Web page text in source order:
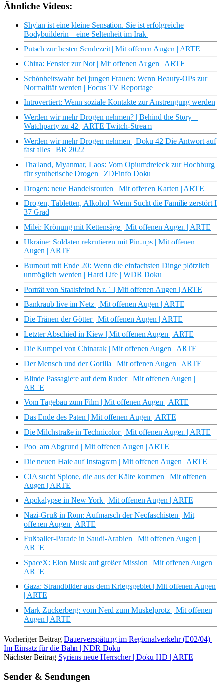
Ähnliche Videos:
Shylan ist eine kleine Sensation. Sie ist erfolgreiche
Bodybuilderin – eine Seltenheit im Irak.
Putsch zur besten Sendezeit | Mit offenen Augen | ARTE
China: Fenster zur Not | Mit offenen Augen | ARTE
Schönheitswahn bei jungen Frauen: Wenn Beauty-OPs zur
Normalität werden | Focus TV Reportage
Introvertiert: Wenn soziale Kontakte zur Anstrengung werden
Werden wir mehr Drogen nehmen? | Behind the Story –
Watchparty zu 42 | ARTE Twitch-Stream
Werden wir mehr Drogen nehmen | Doku 42 Die Antwort auf
fast alles | BR 2022
Thailand, Myanmar, Laos: Vom Opiumdreieck zur Hochburg
für synthetische Drogen | ZDFinfo Doku
Drogen: neue Handelsrouten | Mit offenen Karten | ARTE
Drogen, Tabletten, Alkohol: Wenn Sucht die Familie zerstört I
37 Grad
Milei: Krönung mit Kettensäge | Mit offenen Augen | ARTE
Ukraine: Soldaten rekrutieren mit Pin-ups | Mit offenen
Augen | ARTE
Burnout mit Ende 20: Wenn die einfachsten Dinge plötzlich
unmöglich werden | Hard Life | WDR Doku
Porträt von Staatsfeind Nr. 1 | Mit offenen Augen | ARTE
Bankraub live im Netz | Mit offenen Augen | ARTE
Die Tränen der Götter | Mit offenen Augen | ARTE
Letzter Abschied in Kiew | Mit offenen Augen | ARTE
Die Kumpel von Chinarak | Mit offenen Augen | ARTE
Der Mensch und der Gorilla | Mit offenen Augen | ARTE
Blinde Passagiere auf dem Ruder | Mit offenen Augen |
ARTE
Vom Tagebau zum Film | Mit offenen Augen | ARTE
Das Ende des Paten | Mit offenen Augen | ARTE
Die Milchstraße in Technicolor | Mit offenen Augen | ARTE
Pool am Abgrund | Mit offenen Augen | ARTE
Die neuen Haie auf Instagram | Mit offenen Augen | ARTE
CIA sucht Spione, die aus der Kälte kommen | Mit offenen
Augen | ARTE
Apokalypse in New York | Mit offenen Augen | ARTE
Nazi-Gruß in Rom: Aufmarsch der Neofaschisten | Mit
offenen Augen | ARTE
Fußballer-Parade in Saudi-Arabien | Mit offenen Augen |
ARTE
SpaceX: Elon Musk auf großer Mission | Mit offenen Augen |
ARTE
Gaza: Strandbilder aus dem Kriegsgebiet | Mit offenen Augen
| ARTE
Mark Zuckerberg: vom Nerd zum Muskelprotz | Mit offenen
Augen | ARTE
Vorheriger Beitrag Dauerverspätung im Regionalverkehr (E02/04) |
Im Einsatz für die Bahn | NDR Doku
Nächster Beitrag Syriens neue Herrscher | Doku HD | ARTE
Sender & Sendungen